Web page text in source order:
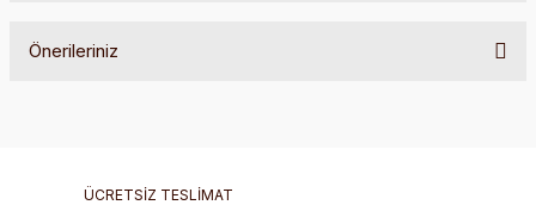
Önerileriniz
ÜCRETSİZ TESLİMAT